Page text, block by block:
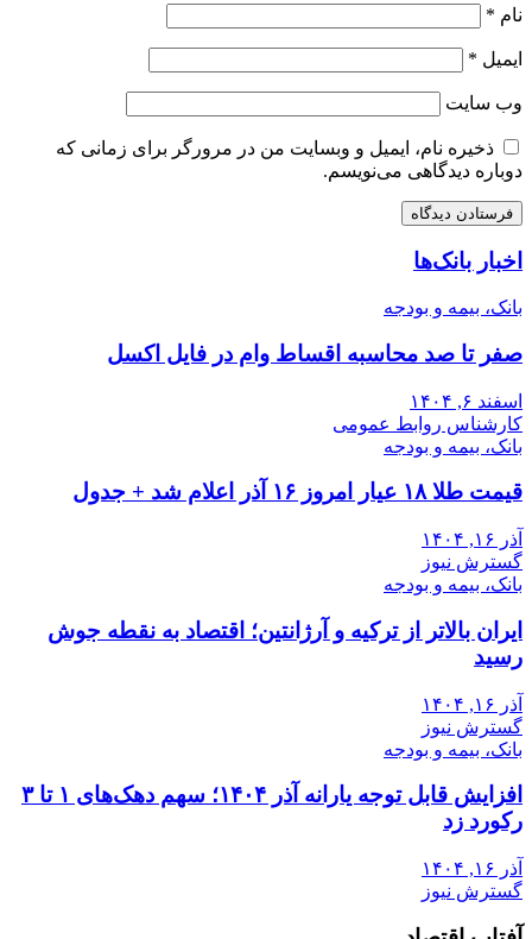
نام *
ایمیل *
وب‌ سایت
ذخیره نام، ایمیل و وبسایت من در مرورگر برای زمانی که
دوباره دیدگاهی می‌نویسم.
اخبار بانک‌ها
بانک، بیمه و بودجه
صفر تا صد محاسبه اقساط وام در فایل اکسل
اسفند ۶, ۱۴۰۴
کارشناس روابط عمومی
بانک، بیمه و بودجه
قیمت طلا ۱۸ عیار امروز ۱۶ آذر اعلام شد + جدول
آذر ۱۶, ۱۴۰۴
گسترش نیوز
بانک، بیمه و بودجه
ایران بالاتر از ترکیه و آرژانتین؛ اقتصاد به نقطه جوش
رسید
آذر ۱۶, ۱۴۰۴
گسترش نیوز
بانک، بیمه و بودجه
افزایش قابل توجه یارانه آذر ۱۴۰۴؛ سهم دهک‌های ۱ تا ۳
رکورد زد
آذر ۱۶, ۱۴۰۴
گسترش نیوز